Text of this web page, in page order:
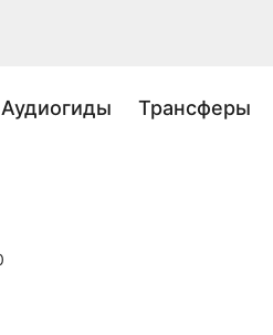
Аудиогиды Трансферы